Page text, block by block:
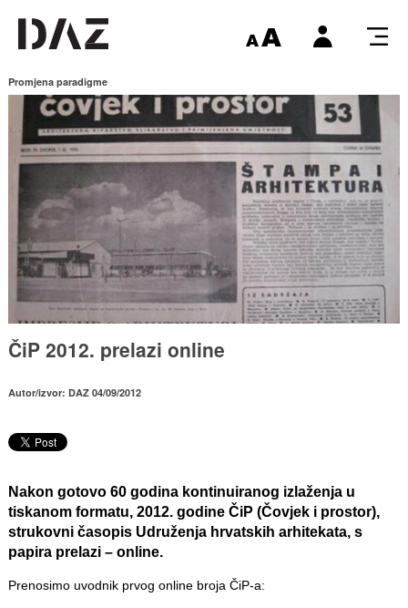
Promjena paradigme
ČiP 2012. prelazi online
Autor/izvor: DAZ 04/09/2012
Nakon gotovo 60 godina kontinuiranog izlaženja u
tiskanom formatu, 2012. godine ČiP (Čovjek i prostor),
strukovni časopis Udruženja hrvatskih arhitekata, s
papira prelazi – online.
Prenosimo uvodnik prvog online broja ČiP-a: